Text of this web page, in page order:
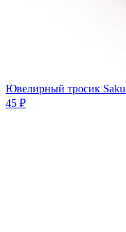
Ювелирный тросик
45 ₽